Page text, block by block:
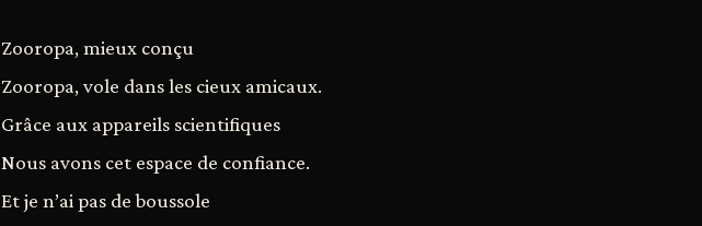
Zooropa, mieux conçu
Zooropa, vole dans les cieux amicaux.
Grâce aux appareils scientifiques
Nous avons cet espace de confiance.
Et je n’ai pas de boussole